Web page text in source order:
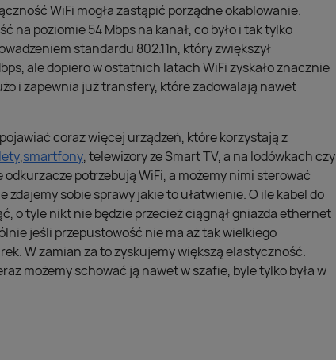
WiFi mogła zastąpić porządne okablowanie.
na poziomie 54 Mbps na kanał, co było i tak tylko
standardu 802.11n, który zwiększył
ale dopiero w ostatnich latach WiFi zyskało znacznie
i zapewnia już transfery, które zadowalają nawet
coraz więcej urządzeń, które korzystają z
,smartfony, telewizory ze Smart TV, a na lodówkach czy
potrzebują WiFi, a możemy nimi sterować
sobie sprawy jakie to ułatwienie. O ile kabel do
o tyle nikt nie będzie przecież ciągnął gniazda ethernet
jeśli przepustowość nie ma aż tak wielkiego
W zamian za to zyskujemy większą elastyczność.
możemy schować ją nawet w szafie, byle tylko była w